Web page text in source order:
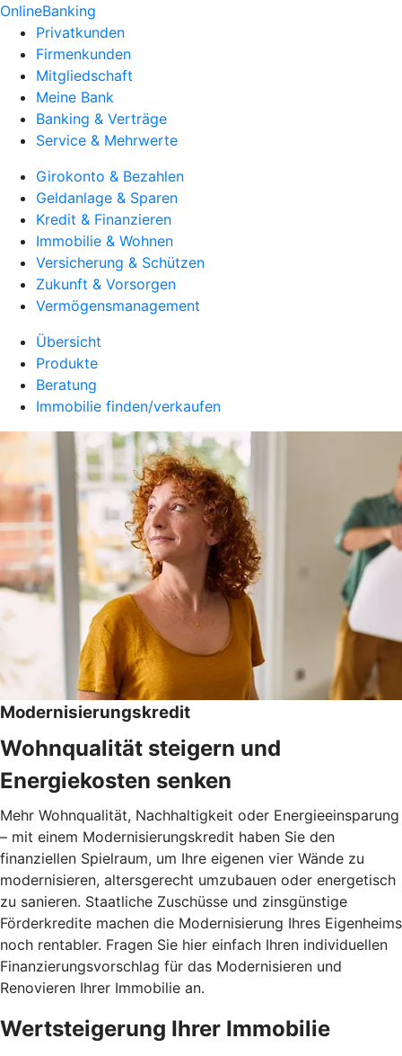
OnlineBanking
Privatkunden
Firmenkunden
Mitgliedschaft
Meine Bank
Banking & Verträge
Service & Mehrwerte
Girokonto & Bezahlen
Geldanlage & Sparen
Kredit & Finanzieren
Immobilie & Wohnen
Versicherung & Schützen
Zukunft & Vorsorgen
Vermögensmanagement
Übersicht
Produkte
Beratung
Immobilie finden/verkaufen
Modernisierungskredit
Wohnqualität steigern und
Energiekosten senken
Mehr Wohnqualität, Nachhaltigkeit oder Energieeinsparung
– mit einem Modernisierungskredit haben Sie den
finanziellen Spielraum, um Ihre eigenen vier Wände zu
modernisieren, altersgerecht umzubauen oder energetisch
zu sanieren. Staatliche Zuschüsse und zinsgünstige
Förderkredite machen die Modernisierung Ihres Eigenheims
noch rentabler. Fragen Sie hier einfach Ihren individuellen
Finanzierungsvorschlag für das Modernisieren und
Renovieren Ihrer Immobilie an.
Wertsteigerung Ihrer Immobilie